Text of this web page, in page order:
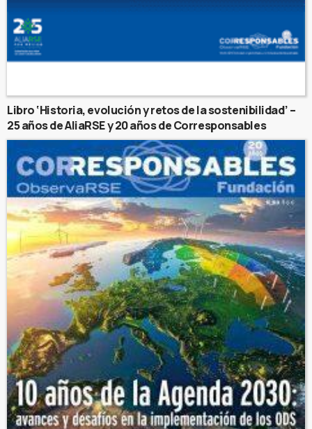
Libro ‘Historia, evolución y retos de la sostenibilidad’ –
25 años de AliaRSE y 20 años de Corresponsables